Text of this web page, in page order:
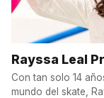
Rayssa Leal
Con tan solo 14
mundo del skate,